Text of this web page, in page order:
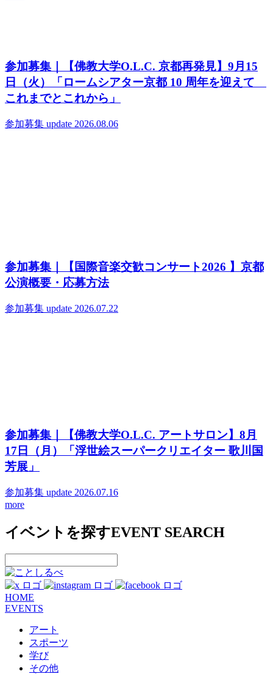
参加募集｜【佛教大学O.L.C. 京都再発見】9月15
日（火）「ロームシアター京都 10 周年を迎えて
これまでとこれから」
参加募集 update 2026.08.06
参加募集｜【国際音楽交歓コンサート2026 】京都
公演概要・応募方法
参加募集 update 2026.07.22
参加募集｜【佛教大学O.L.C. アートサロン】8月
17日（月）「浮世絵スーパークリエイター 歌川国
芳展」
参加募集 update 2026.07.16
more
イベントを探すEVENT SEARCH
HOME
EVENTS
アート
スポーツ
学び
その他